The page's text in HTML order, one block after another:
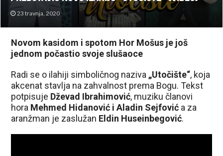
23 travnja, 2020
Novom kasidom i spotom Hor Mošus je još
jednom počastio svoje slušaoce
Radi se o ilahiji simboličnog naziva „Utočište“, koja
akcenat stavlja na zahvalnost prema Bogu. Tekst
potpisuje Dževad Ibrahimović, muziku članovi
hora Mehmed Hidanović i Aladin Sejfović a za
aranžman je zaslužan Eldin Huseinbegović.